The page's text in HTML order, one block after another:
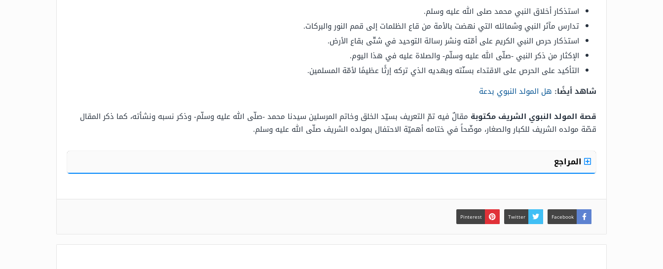
استذكار أخلاق النبي محمد صلى الله عليه وسلم.
تدارس مآثر النبي وشمائله التي نهضت بالأمة من قاع الظلمات إلى قمم النور والبركات.
استذكار حرص النبي الكريم على أمّته ونشر رسالة التوحيد في شتّى بقاع الأرض.
الإكثار من ذكر النبي -صلّى الله عليه وسلّم- والصلاة عليه في هذا اليوم.
التأكيد على الحرص على الاقتداء بسنّته وبهديه الذي تركه إرثًا عظيمًا لأمّة المسلمين.
شاهد أيضًا: هل المولد النبوي بدعة
قصة المولد النبوي الشريف مكتوبة مقالٌ فيه تمّ التعريف بسيّد الخلق وخاتم المرسلين سيدنا محمد -صلّى الله عليه وسلّم- وذكر نسبه ونشأته، كما ذكر المقال
قصّة مولده الشريف للكبار والصغار، موضّحاً في ختامه أهميّة الاحتفال بمولده الشريف صلّى الله عليه وسلم.
المراجع
Facebook
Twitter
Pinterest